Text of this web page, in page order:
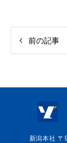
前の記事
新潟本社 〒